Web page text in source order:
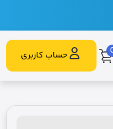
حساب کاربری